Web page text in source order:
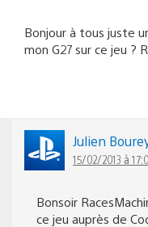
Bonjour à tous juste
mon G27 sur ce jeu ?
Julien
15/02/2013 à
Bonsoir
ce jeu auprès de